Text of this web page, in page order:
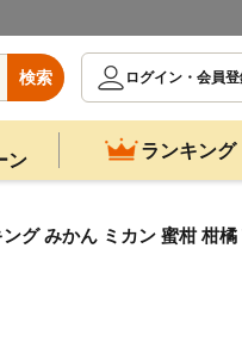
検索
ログイン・会員
ン
ランキング
グ みかん ミカン 蜜柑 柑